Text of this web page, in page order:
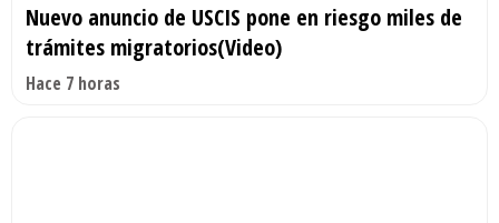
Nuevo anuncio de USCIS pone en riesgo miles de
trámites migratorios(Video)
Hace 7 horas